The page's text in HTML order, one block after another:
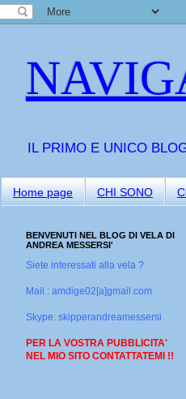
IL PRIMO E UNICO
Home page CHI SONO
BENVENUTI NEL BLOG DI VELA DI
ANDREA MESSERSI'
Siete interessati alla vela ?
Mail : amdige02[a]gmail.com
Skype: skipperandreamessersi
PER LA VOSTRA PUBBLICITA'
NEL MIO SITO CONTATTATEMI !!